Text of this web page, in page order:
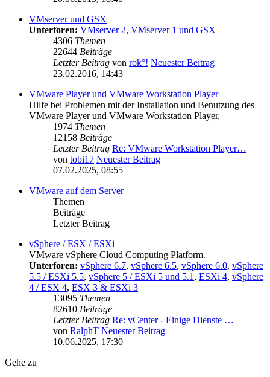
VMserver und GSX
Unterforen: VMserver 2, VMserver 1 und GSX
4306 Themen
22644 Beiträge
Letzter Beitrag von rok°! Neuester Beitrag
23.02.2016, 14:43
VMware Player und VMware Workstation Player
Hilfe bei Problemen mit der Installation und Benutzung des
VMware Player und VMware Workstation Player.
1974 Themen
12158 Beiträge
Letzter Beitrag Re: VMware Workstation Player…
von tobi17 Neuester Beitrag
07.02.2025, 08:55
VMware auf dem Server
Themen
Beiträge
Letzter Beitrag
vSphere / ESX / ESXi
VMware vSphere Cloud Computing Platform.
Unterforen: vSphere 6.7, vSphere 6.5, vSphere 6.0, vSphere
5.5 / ESXi 5.5, vSphere 5 / ESXi 5 und 5.1 , ESXi 4, vSphere
4 / ESX 4, ESX 3 & ESXi 3
13095 Themen
82610 Beiträge
Letzter Beitrag Re: vCenter - Einige Dienste …
von RalphT Neuester Beitrag
10.06.2025, 17:30
Gehe zu